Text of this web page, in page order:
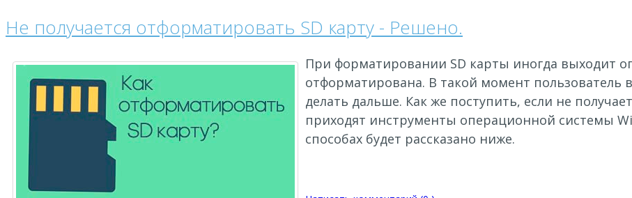
Не получается отформатировать SD карту - Решено.
При форматировании SD карты иногда выходит
отформатирована. В такой момент пользователь
делать дальше. Как же поступить, если не
приходят инструменты операционной системы
способах будет рассказано ниже.